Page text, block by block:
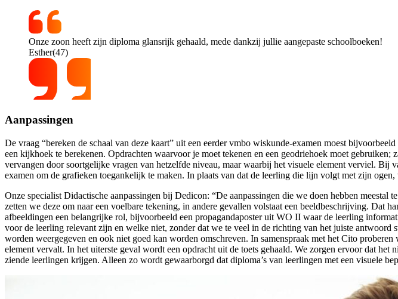
Onze zoon heeft zijn diploma glansrijk gehaald, mede dankzij jullie aangepaste schoolboeken!
Esther(47)
Aanpassingen
De vraag “bereken de schaal van deze kaart” uit een eerder vmbo wiskunde-examen moest
een kijkhoek te berekenen. Opdrachten waarvoor je moet tekenen en een geodriehoek moet
vervangen door soortgelijke vragen van hetzelfde niveau, maar waarbij het visuele element verviel. Bij
examen om de grafieken toegankelijk te maken. In plaats van dat de leerling die lijn volgt met zijn
Onze specialist Didactische aanpassingen bij Dedicon: “De aanpassingen die we doen hebben
zetten we deze om naar een voelbare tekening, in andere gevallen volstaat een beeldbeschrijving. Dat
afbeeldingen een belangrijke rol, bijvoorbeeld een propagandaposter uit WO II waar de leerling
voor de leerling relevant zijn en welke niet, zonder dat we te veel in de richting van het juiste
worden weergegeven en ook niet goed kan worden omschreven. In samenspraak met het Cito
element vervalt. In het uiterste geval wordt een opdracht uit de toets gehaald. We zorgen ervoor dat
ziende leerlingen krijgen. Alleen zo wordt gewaarborgd dat diploma’s van leerlingen met een visuele